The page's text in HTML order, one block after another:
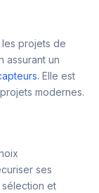
projets de
assurant un
. Elle est
modernes.
ses
et